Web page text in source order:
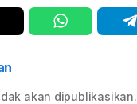
akan dipublikasikan.